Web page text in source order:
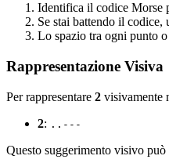
Identifica il codice Morse
Se stai battendo il
Lo spazio tra ogni punto
Rappresentazione Visiva
Per rappresentare 2 visivamente
2: ..---
Questo suggerimento visivo